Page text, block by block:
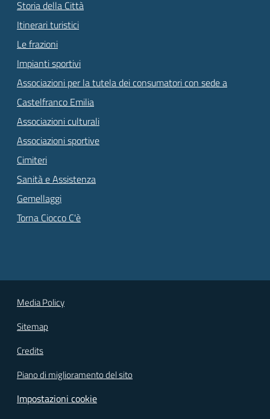
Storia della Città
Itinerari turistici
Le frazioni
Impianti sportivi
Associazioni per la tutela dei consumatori con sede a
Castelfranco Emilia
Associazioni culturali
Associazioni sportive
Cimiteri
Sanità e Assistenza
Gemellaggi
Torna Ciocco C'è
Media Policy
Sitemap
Credits
Piano di miglioramento del sito
Impostazioni cookie